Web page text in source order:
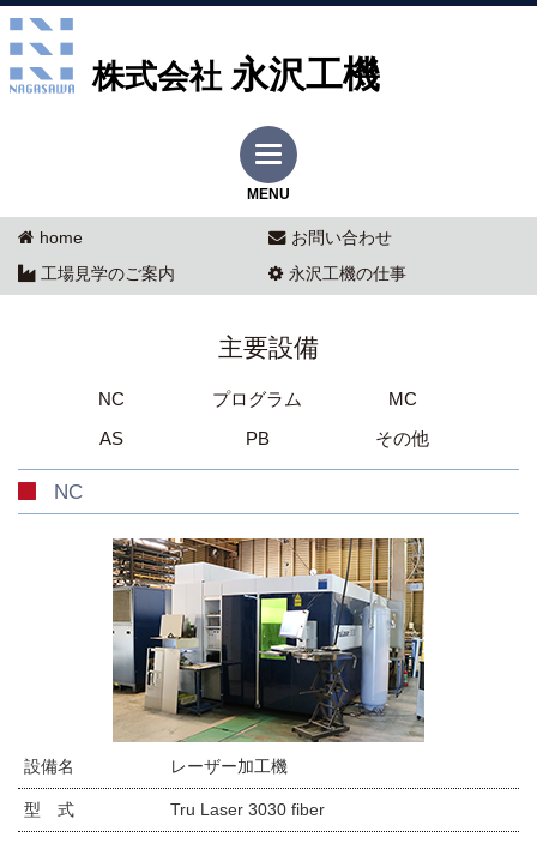
株式会社 永沢工機
MENU
home
お問い合わせ
工場見学のご案内
永沢工機の仕事
主要設備
NC プログラム
MC
AS
PB その他
NC
設備名 レーザー加工機
型 式 Tru Laser 3030 fiber